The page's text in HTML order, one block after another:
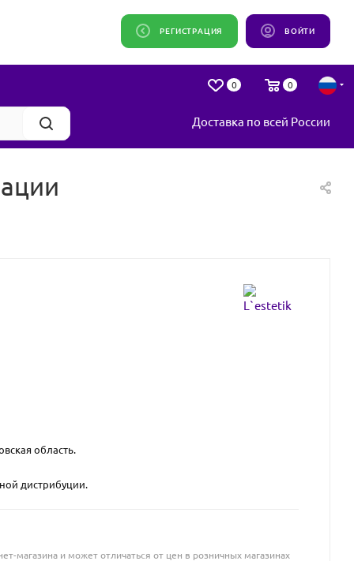
ВОЙТИ
РЕГИСТРАЦИЯ
0 0
Доставка по всей России
область.
дистрибуции.
магазина и может отличаться от цен в розничных магазинах